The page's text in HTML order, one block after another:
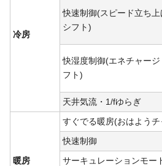
冷房
快速制御(スピード立ち
シフト)
快湿度制御(エネチャージ
フト)
天井気流・1/fゆらぎ
暖房
すぐでる暖房(おはようチ
快速制御
サーキュレーションモー